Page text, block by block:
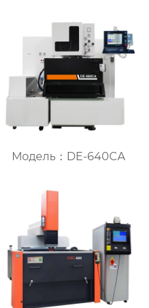
Модель：DE-640CA